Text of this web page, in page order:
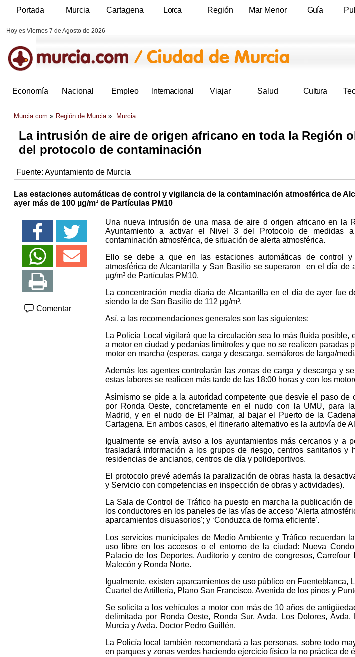
Portada Murcia Cartagena Lorca Región Mar Menor Guía
Hoy es Viernes 7 de Agosto de 2026
Economía Nacional Empleo Internacional Viajar Salud Cultura
Murcia.com Región de Murcia Murcia
La intrusión de aire de origen africano en toda la Región
del protocolo de contaminación
Fuente: Ayuntamiento de Murcia
Las estaciones automáticas de control y vigilancia de la contaminación atmosférica de
ayer más de 100 µg/m³ de Partículas PM10
Comentar
Una nueva intrusión de una masa de aire d origen africano en la
Ayuntamiento a activar el Nivel 3 del Protocolo de medidas
contaminación atmosférica, de situación de alerta atmosférica.
Ello se debe a que en las estaciones automáticas de control
atmosférica de Alcantarilla y San Basilio se superaron en el día de
µg/m³ de Partículas PM10.
La concentración media diaria de Alcantarilla en el día de ayer fue
siendo la de San Basilio de 112 µg/m³.
Así, a las recomendaciones generales son las siguientes:
La Policía Local vigilará que la circulación sea lo más fluida posible,
a motor en ciudad y pedanías limítrofes y que no se realicen paradas
motor en marcha (esperas, carga y descarga, semáforos de larga/
Además los agentes controlarán las zonas de carga y descarga y
estas labores se realicen más tarde de las 18:00 horas y con los
Asimismo se pide a la autoridad competente que desvíe el paso de
por Ronda Oeste, concretamente en el nudo con la UMU, para
Madrid, y en el nudo de El Palmar, al bajar el Puerto de la
Cartagena. En ambos casos, el itinerario alternativo es la autovía de
Igualmente se envía aviso a los ayuntamientos más cercanos y a
trasladará información a los grupos de riesgo, centros sanitarios y
residencias de ancianos, centros de día y polideportivos.
El protocolo prevé además la paralización de obras hasta la
y Servicio con competencias en inspección de obras y actividades).
La Sala de Control de Tráfico ha puesto en marcha la publicación
los conductores en los paneles de las vías de acceso ‘Alerta
aparcamientos disuasorios'; y ‘Conduzca de forma eficiente'.
Los servicios municipales de Medio Ambiente y Tráfico recuerdan
uso libre en los accesos o el entorno de la ciudad: Nueva
Palacio de los Deportes, Auditorio y centro de congresos, Carrefour
Malecón y Ronda Norte.
Igualmente, existen aparcamientos de uso público en Fuenteblanca,
Cuartel de Artillería, Plano San Francisco, Avenida de los pinos y
Se solicita a los vehículos a motor con más de 10 años de
delimitada por Ronda Oeste, Ronda Sur, Avda. Los Dolores,
Murcia y Avda. Doctor Pedro Guillén.
La Policía local también recomendará a las personas, sobre todo
en parques y zonas verdes haciendo ejercicio físico la no práctica de